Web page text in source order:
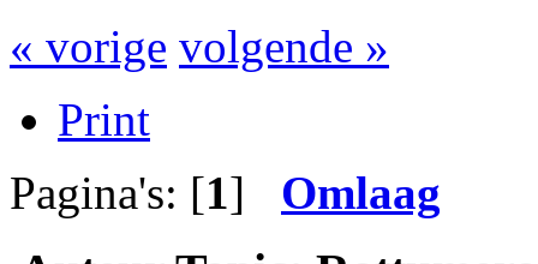
« vorige volgende »
Print
Pagina's: [1] Omlaag